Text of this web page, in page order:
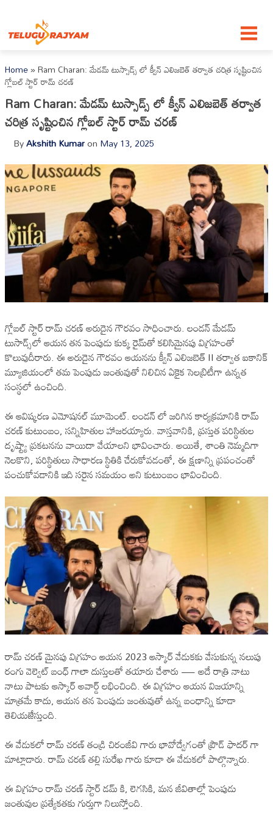
Home»Ram Charan: మేడమ్ టుస్సాడ్స్ లో క్వీన్ ఎలిజబెత్ తర్వాత చరిత్ర సృష్టించిన
గ్లోబల్ స్టార్ రామ్ చరణ్
Ram Charan: మేడమ్ టుస్సాడ్స్ లో క్వీన్ ఎలిజబెత్ తర్వాత
చరిత్ర సృష్టించిన గ్లోబల్ స్టార్ రామ్ చరణ్
ByAkshith Kumaron May 13, 2025
గ్లోబల్ స్టార్ రామ్ చరణ్ అరుదైన గౌరవం సాధించారు. లండన్ మేడమ్
టుసాడ్స్‌లో ఆయన తన పెంపుడు కుక్క రైమ్‌తో కలిసిమైనపు విగ్రహంతో
కొలువుదీరారు. ఈ అరుదైన గౌరవం ఆయనను క్వీన్ ఎలిజబెత్ II తర్వాత ఐకానిక్
మ్యూజియంలో తమ పెంపుడు జంతువుతో నిలిచిన ఏకైక సెలబ్రిటీగా ఉన్నత
సంస్థలో ఉంచింది.
ఈ ఆవిష్కరణ ఎమోషనల్ మూమెంట్. లండన్ లో జరిగిన కార్యక్రమానికి రామ్
చరణ్ కుటుంబం, సన్నిహితుల హాజరయ్యారు. వాస్తవానికి, ప్రస్తుత పరిస్థితుల
దృష్ట్యా ప్రకటనను వాయిదా వేయాలని భావించారు. అయితే, శాంతి నెమ్మదిగా
నెలకొని, పరిస్థితులు సాధారణ స్థితికి చేరుకోవడంతో, ఈ క్షణాన్ని ప్రపంచంతో
పంచుకోవడానికి ఇది సరైన సమయం అని కుటుంబం భావించింది.
రామ్ చరణ్ మైనపు విగ్రహం ఆయన 2023 ఆస్కార్ వేడుకకు వేసుకున్న నలుపు
రంగు వెల్వెట్ బంధ్ గాలా దుస్తులతో తయారు చేశారు — అదే రాత్రి నాటు
నాటు పాటకు ఆస్కార్ అవార్డ్ లభించింది. ఈ విగ్రహం ఆయన విజయాన్ని
మాత్రమే కాదు, ఆయన తన పెంపుడు జంతువుతో ఉన్న బంధాన్ని కూడా
తెలియజేస్తుంది.
ఈ వేడుకలో రామ్ చరణ్ తండ్రి చిరంజీవి గారు భావోద్వేగంతో ప్రౌడ్ ఫాదర్ గా
మాట్లాడారు. రామ్ చరణ్ తల్లి సురేఖ గారు కూడా ఈ వేడుకలో పాల్గొన్నారు.
ఈ విగ్రహం రామ్ చరణ్ స్టార్ డమ్ కి, లెగసికి, మన జీవితాల్లో పెంపుడు
జంతువుల ప్రత్యేకతకు గుర్తుగా నిలుస్తోంది.